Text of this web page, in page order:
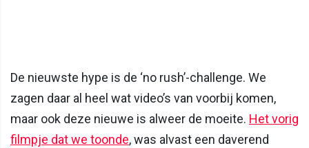
De nieuwste hype is de ‘no rush’-challenge. We
zagen daar al heel wat video’s van voorbij komen,
maar ook deze nieuwe is alweer de moeite. Het vorig
filmpje dat we toonde, was alvast een daverend